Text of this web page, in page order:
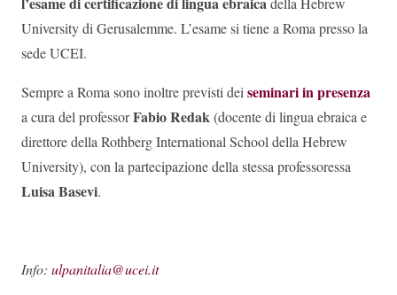
University di Gerusalemme. L’esame si tiene a Roma presso la
sede UCEI.
Sempre a Roma sono inoltre previsti deiseminari in presenza
a cura del professorFabio Redak(docente di lingua ebraica e
direttore della Rothberg International School della Hebrew
University), con la partecipazione della stessa professoressa
Luisa Basevi.
Info: ulpanitalia@ucei.it